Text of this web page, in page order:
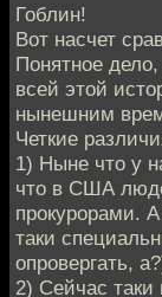
Гоблин!
Вот насчет
Понятное дело,
всей этой
нынешним
Четкие
1) Ныне что у
что в США
прокурорами.
таки
опровергать,
2) Сейчас